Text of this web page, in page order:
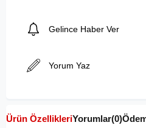
Gelince Haber Ver
Yorum Yaz
Ürün ÖzellikleriYorumlar(0)